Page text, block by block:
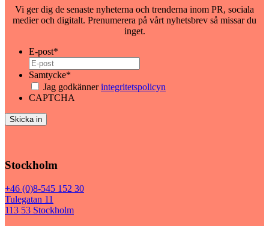
Vi ger dig de senaste nyheterna och trenderna inom PR, sociala
medier och digitalt. Prenumerera på vårt nyhetsbrev så missar du
inget.
E-post*
Samtycke*
Jag godkännerintegritetspolicyn
CAPTCHA
Stockholm
+46 (0)8-545 152 30
Tulegatan 11
113 53 Stockholm